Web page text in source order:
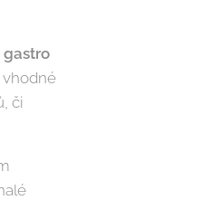
gastro
vhodné
či